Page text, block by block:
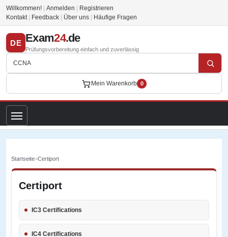
Willkommen! Anmelden
Registrieren
Kontakt
Feedback Über uns Häufige Fragen
DE Exam24.de
Prüfungsvorbereitung einfach und zuverlässig
Mein Warenkorb 0
Startseite>Certiport
Certiport
IC3 Certifications
IC4 Certifications